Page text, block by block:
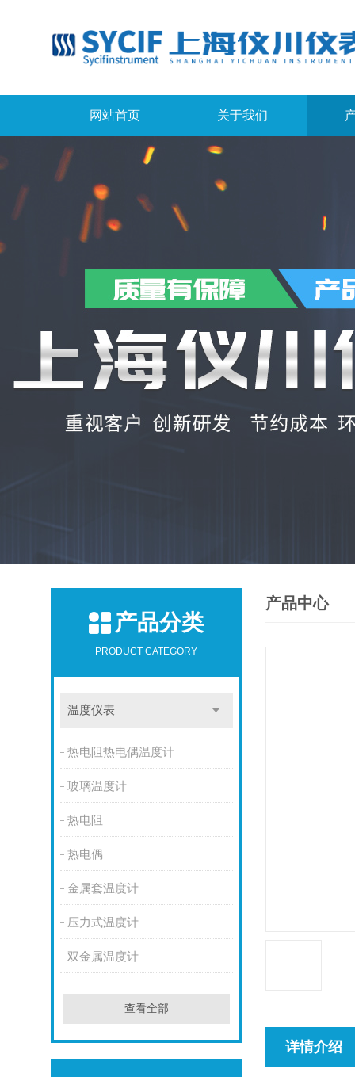
网站首页 关于我们
产品分类
PRODUCT CATEGORY
温度仪表
热电阻热电偶温度计
玻璃温度计
热电阻
热电偶
金属套温度计
压力式温度计
双金属温度计
查看全部
产品中心
详情介绍